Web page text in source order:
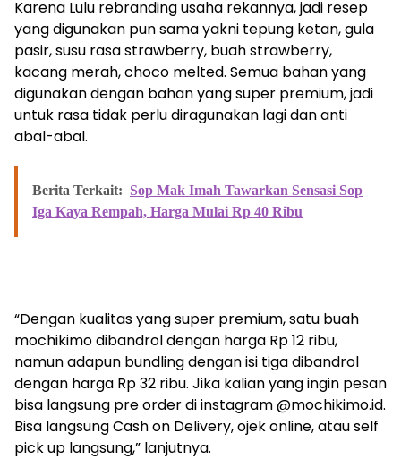
Karena Lulu rebranding usaha rekannya, jadi resep
yang digunakan pun sama yakni tepung ketan, gula
pasir, susu rasa strawberry, buah strawberry,
kacang merah, choco melted. Semua bahan yang
digunakan dengan bahan yang super premium, jadi
untuk rasa tidak perlu diragunakan lagi dan anti
abal-abal.
Berita Terkait: Sop Mak Imah Tawarkan Sensasi Sop
Iga Kaya Rempah, Harga Mulai Rp 40 Ribu
“Dengan kualitas yang super premium, satu buah
mochikimo dibandrol dengan harga Rp 12 ribu,
namun adapun bundling dengan isi tiga dibandrol
dengan harga Rp 32 ribu. Jika kalian yang ingin pesan
bisa langsung pre order di instagram @mochikimo.id.
Bisa langsung Cash on Delivery, ojek online, atau self
pick up langsung,” lanjutnya.